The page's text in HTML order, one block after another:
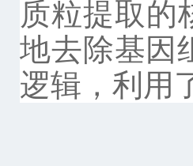
质粒提取的
地去除基因
逻辑，利用